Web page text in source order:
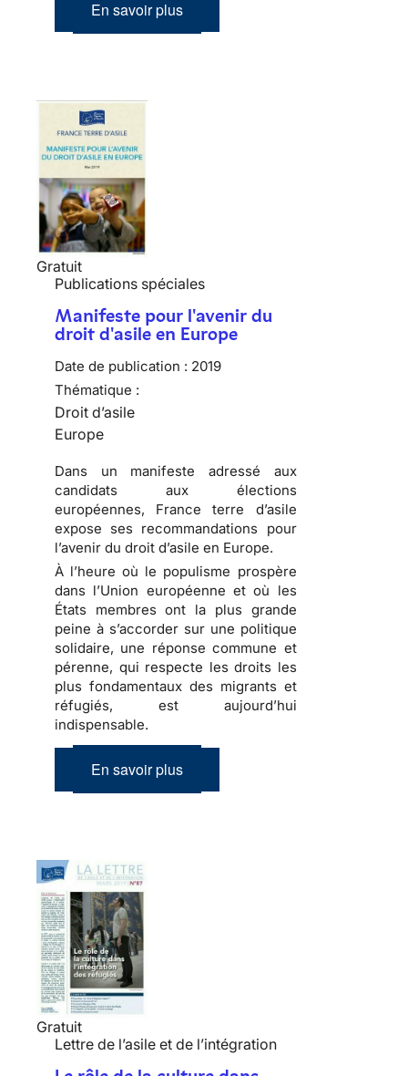
En savoir plus
Gratuit
Publications spéciales
Manifeste pour l'avenir du
droit d'asile en Europe
Date de publication : 2019
Thématique :
Droit d’asile
Europe
Dans un manifeste adressé aux
candidats aux élections
européennes, France terre d’asile
expose ses recommandations pour
l’avenir du droit d’asile en Europe.
À l’heure où le populisme prospère
dans l’Union européenne et où les
États membres ont la plus grande
peine à s’accorder sur une politique
solidaire, une réponse commune et
pérenne, qui respecte les droits les
plus fondamentaux des migrants et
réfugiés, est aujourd’hui
indispensable.
En savoir plus
Gratuit
Lettre de l’asile et de l’intégration